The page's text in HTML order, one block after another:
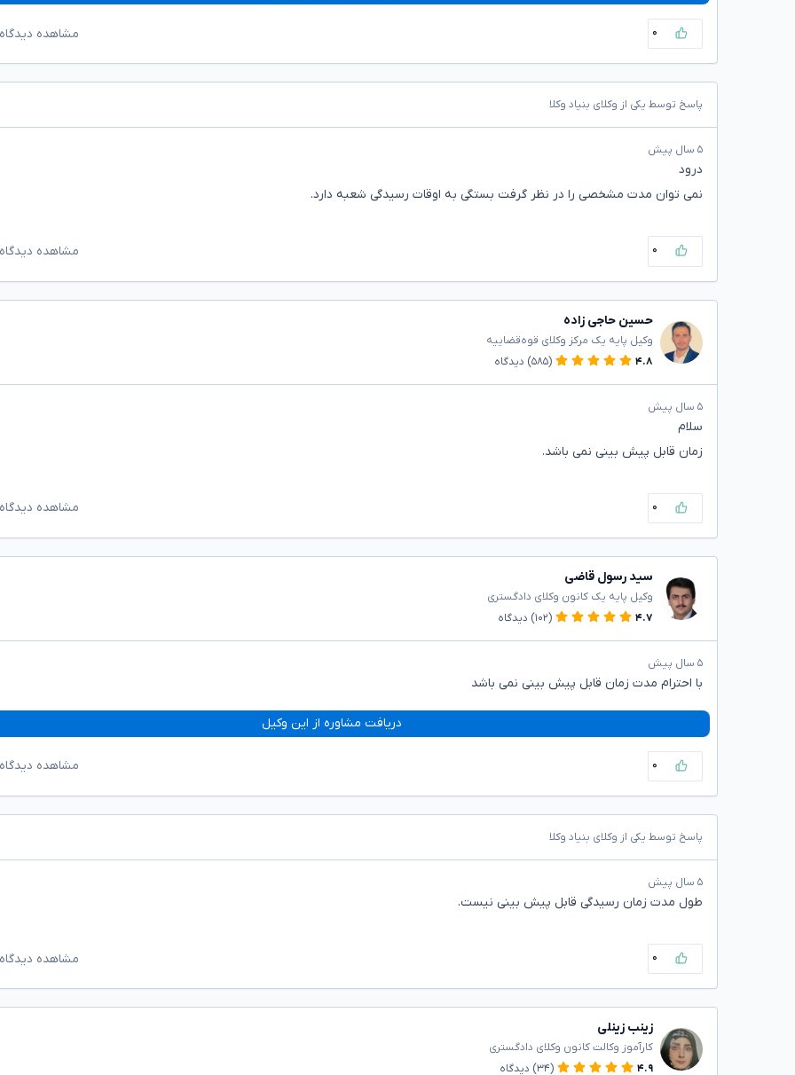
۰ مشاهده
پاسخ توسط یکی از وکلای بنیاد وکلا
۵ سال پیش
درود
نمی توان مدت مشخصی را در نظر گرفت بستگی به اوقات رسیدگی شعبه دارد.
۰ مشاهده
حسین حاجی زاده
وکیل پایه یک مرکز وکلای قوه‌قضاییه
۴.۸
(۵۸۵) دیدگاه
۵ سال پیش
سلام
زمان قابل پیش بینی نمی باشد.
۰ مشاهده
سید رسول قاضی
وکیل پایه یک کانون وکلای دادگستری
۴.۷
(۱۰۲) دیدگاه
۵ سال پیش
با احترام مدت زمان قابل پیش بینی نمی باشد
دریافت مشاوره از این وکیل
۰ مشاهده
پاسخ توسط یکی از وکلای بنیاد وکلا
۵ سال پیش
طول مدت زمان رسیدگی قابل پیش بینی نیست.
۰ مشاهده
زینب زینلی
کارآموز وکالت کانون وکلای دادگستری
۴.۹
(۳۴) دیدگاه